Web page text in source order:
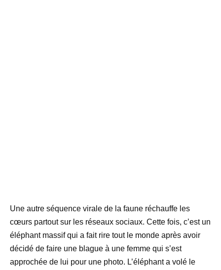
Une autre séquence virale de la faune réchauffe les
cœurs partout sur les réseaux sociaux. Cette fois, c’est un
éléphant massif qui a fait rire tout le monde après avoir
décidé de faire une blague à une femme qui s’est
approchée de lui pour une photo. L’éléphant a volé le